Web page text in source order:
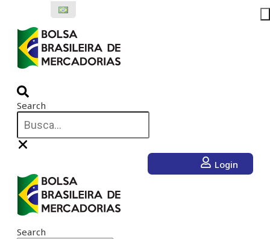
conteúdo
Search
Login
Search